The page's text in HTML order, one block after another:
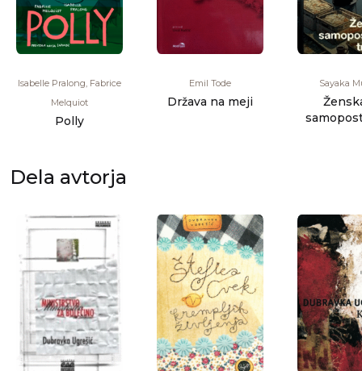
Isabelle Pralong, Fabrice
Melquiot
Polly
Emil Tode
Država na meji
Sayaka
Dela avtorja